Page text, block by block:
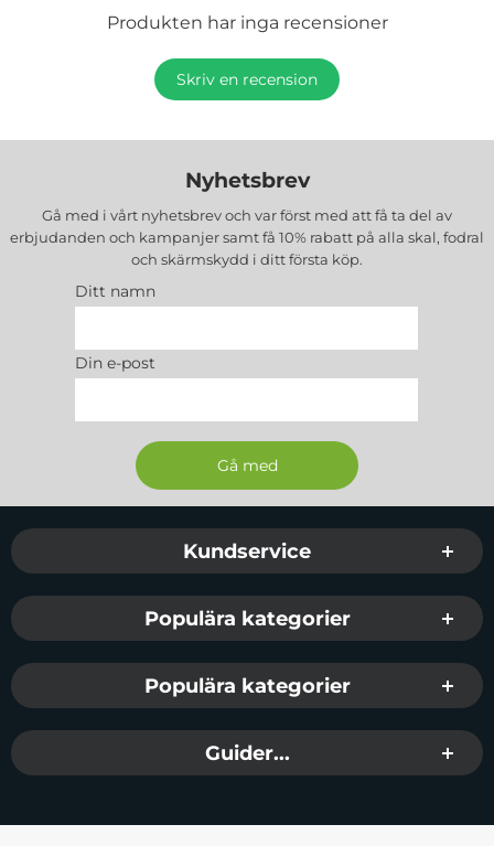
Produkten har inga recensioner
Skriv en recension
Nyhetsbrev
Gå med i vårt nyhetsbrev och var först med att få ta del av
erbjudanden och kampanjer samt få 10% rabatt på alla skal, fodral
och skärmskydd i ditt första köp.
Ditt namn
Din e-post
Sidfot Blandad info och länkar
Kundservice
Populära kategorier
Populära kategorier
Guider...